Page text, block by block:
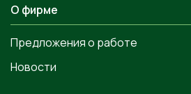
О фирме
Предложения о работе
Новости